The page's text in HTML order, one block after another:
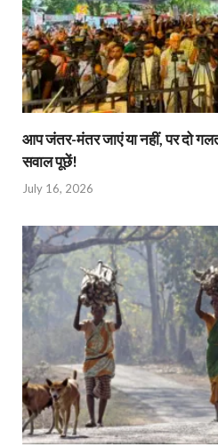
आप जंतर-मंतर जाएं या नहीं, पर दो
सवाल पूछें!
July 16, 2026